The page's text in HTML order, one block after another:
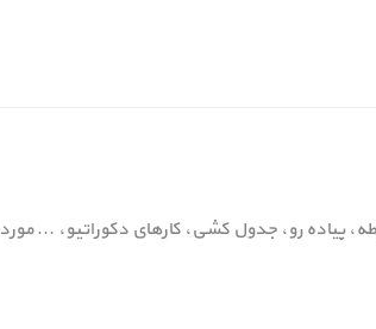
پیاده رو، جدول کشی، کارهای دکوراتیو، … مورد